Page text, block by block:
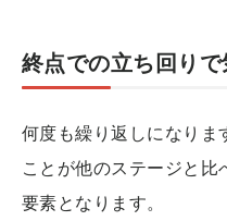
終点での立ち回り
何度も繰り返しになりま
ことが他のステージと
要素となります。